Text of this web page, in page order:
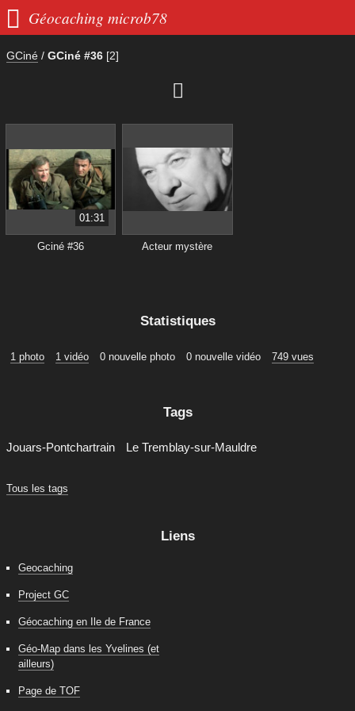
 Géocaching microb78
GCiné / GCiné #36 [2]

01:31
Gciné #36 Acteur mystère
Statistiques
1 photo 1 vidéo 0 nouvelle photo 0 nouvelle vidéo 749 vues
Tags
Jouars-Pontchartrain Le Tremblay-sur-Mauldre
Tous les tags
Liens
Geocaching
Project GC
Géocaching en Ile de France
Géo-Map dans les Yvelines (et
ailleurs)
Page de TOF